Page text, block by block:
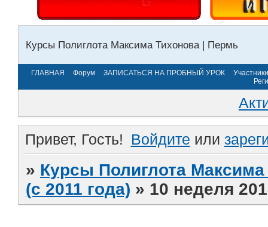
Курсы Полиглота Максима Тихонова | Пермь
ГЛАВНАЯ Форум ЗАПИСАТЬСЯ НА ПРОБНЫЙ УРОК
Участники
Привет, Гость! Войдите или
» Курсы Полиглота
(с 2011 года) » 10 неделя